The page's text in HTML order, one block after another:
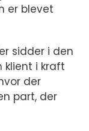
er blevet
sidder i den
klient i kraft
der
part, der